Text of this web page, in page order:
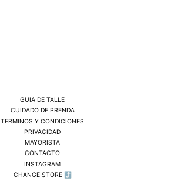
GUIA DE TALLE
CUIDADO DE PRENDA
TERMINOS Y CONDICIONES
PRIVACIDAD
MAYORISTA
CONTACTO
INSTAGRAM
CHANGE STORE ⤴︎